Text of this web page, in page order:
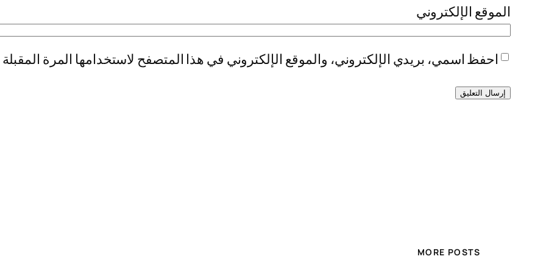
الموقع الإلكتروني
احفظ اسمي، بريدي الإلكتروني، والموقع الإلكتروني في هذا المتصفح لاستخدامها المرة
MORE POSTS